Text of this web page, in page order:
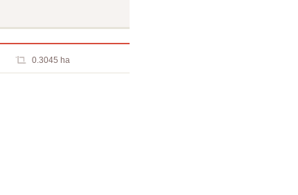
0.3045 ha